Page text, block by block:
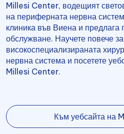
Millesi Center, водещият
на периферната нервна
клиника във Виена и
обслужване. Научете повече за
високоспециализираната
нервна система и посетете
Millesi Center.
Към уебсайта на